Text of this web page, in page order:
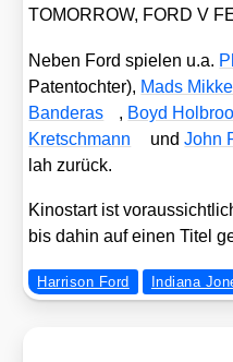
TOMORROW, FORD V
Neben Ford spie­len u.a.
Paten­toch­ter), Mads
Ban­de­ras
, Boyd
Kret­sch­mann
undJohn
lah zurück.
Kino­start ist
bis dahin auf einen Titel
Harrison Ford Indiana